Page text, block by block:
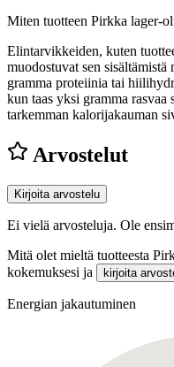
Miten tuotteen Pirkka lager-
Elintarvikkeiden, kuten
muodostuvat sen
gramma proteiinia tai
kun taas yksi gramma
tarkemman kalorijakauman
Arvostelut
Kirjoita arvostelu
Ei vielä arvosteluja. Ole
Mitä olet mieltä tuotteesta
kokemuksesi ja
kirjoita
Energian jakautuminen